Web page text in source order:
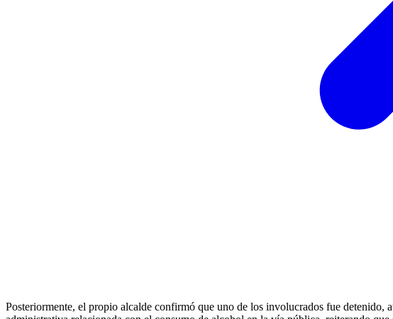
Posteriormente, el propio alcalde confirmó que uno de los involucrados fue detenido,